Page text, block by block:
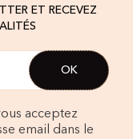
ET RECEVEZ
acceptez
email dans le